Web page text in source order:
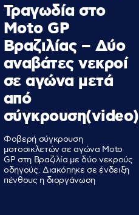
Τραγωδία στο
Moto GP
Βραζιλίας – Δύο
αναβάτες νεκροί
σε αγώνα μετά
από
σύγκρουση(video)
Φοβερή σύγκρουση
μοτοσικλετών σε αγώνα Moto
GP στη Βραζιλία με δύο νεκρούς
οδηγούς. Διακόπηκε σε ένδειξη
πένθους η διοργάνωση